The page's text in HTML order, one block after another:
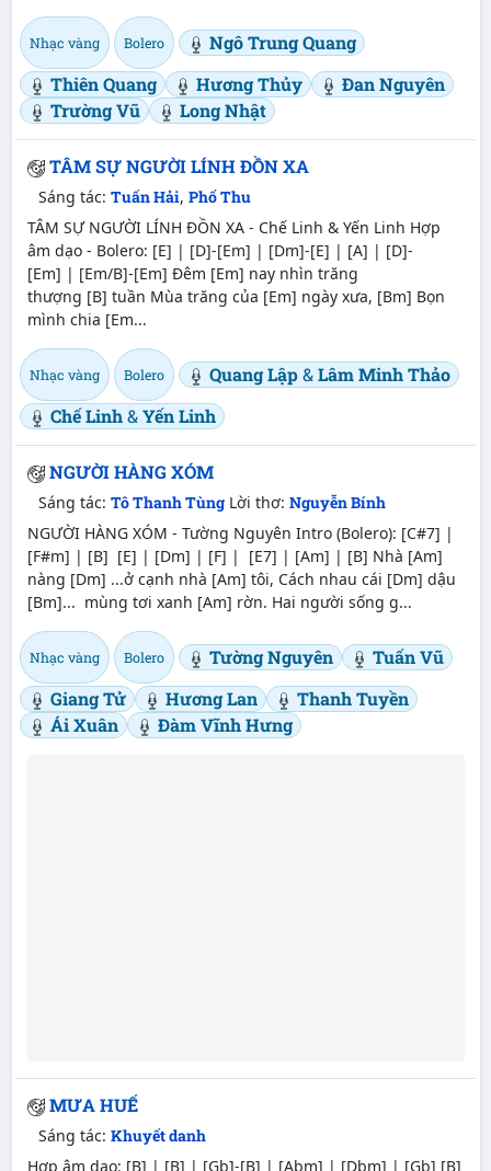
Nhạc vàng Bolero
Ngô Trung Quang
Thiên Quang
Hương Thủy
Đan Nguyên
Trường Vũ
Long Nhật
TÂM SỰ NGƯỜI LÍNH ĐỒN XA
Sáng tác: Tuấn Hải, Phố Thu
TÂM SỰ NGƯỜI LÍNH ĐỒN XA - Chế Linh & Yến Linh Hợp
âm dạo - Bolero: [E] | [D]-[Em] | [Dm]-[E] | [A] | [D]-
[Em] | [Em/B]-[Em] Đêm [Em] nay nhìn trăng
thượng [B] tuần Mùa trăng của [Em] ngày xưa, [Bm] Bọn
mình chia [Em...
Nhạc vàng Bolero Quang Lập&Lâm Minh Thảo
Chế Linh&Yến Linh
NGƯỜI HÀNG XÓM
Sáng tác: Tô Thanh Tùng Lời thơ: Nguyễn Bính
NGƯỜI HÀNG XÓM - Tường Nguyên Intro (Bolero): [C#7] |
[F#m] | [B] [E] | [Dm] | [F] | [E7] | [Am] | [B] Nhà [Am]
nàng [Dm] ...ở cạnh nhà [Am] tôi, Cách nhau cái [Dm] dậu
[Bm]... mùng tơi xanh [Am] rờn. Hai người sống g...
Nhạc vàng Bolero Tường Nguyên
Tuấn Vũ
Giang Tử
Hương Lan
Thanh Tuyền
Ái Xuân
Đàm Vĩnh Hưng
MƯA HUẾ
Sáng tác: Khuyết danh
Hợp âm dạo: [B] | [B] | [Gb]-[B] | [Abm] | [Dbm] | [Gb] [B]